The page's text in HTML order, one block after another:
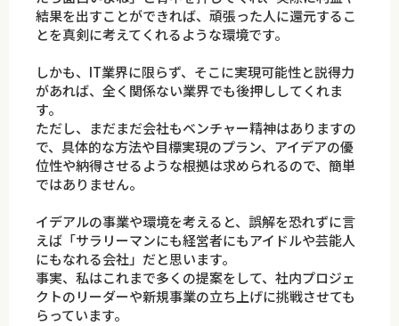
結果を出すことができれば、頑張った人に還元するこ
とを真剣に考えてくれるような環境です。
しかも、IT業界に限らず、そこに実現可能性と説得力
があれば、全く関係ない業界でも後押ししてくれま
す。
ただし、まだまだ会社もベンチャー精神はありますの
で、具体的な方法や目標実現のプラン、アイデアの優
位性や納得させるような根拠は求められるので、簡単
ではありません。
イデアルの事業や環境を考えると、誤解を恐れずに言
えば「サラリーマンにも経営者にもアイドルや芸能人
にもなれる会社」だと思います。
事実、私はこれまで多くの提案をして、社内プロジェ
クトのリーダーや新規事業の立ち上げに挑戦させても
らっています。